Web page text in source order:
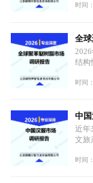
需格
贯穿
产业
时间
全
结构
停产
价无
AI服
链生
时间
中
近年
文旅
服不
时间